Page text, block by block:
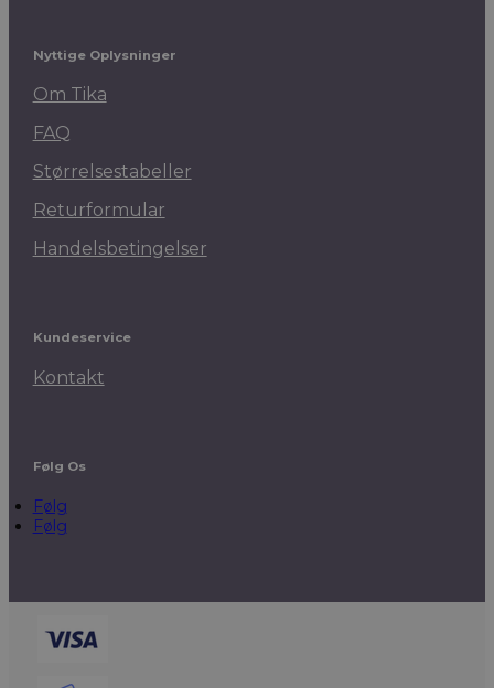
Nyttige Oplysninger
Om Tika
FAQ
Størrelsestabeller
Returformular
Handelsbetingelser
Kundeservice
Kontakt
Følg Os
Følg
Følg